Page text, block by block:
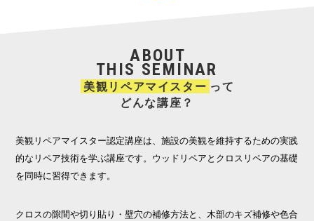
ABOUT
THIS SEMINAR
美観リペアマイスター って
どんな講座？
美観リペアマイスター認定講座は、施設の美観を維持するための実践
的なリペア技術を学ぶ講座です。ウッドリペアとクロスリペアの基礎
を同時に習得できます。
クロスの隙間や切り貼り・壁穴の補修方法と、木部のキズ補修や色合